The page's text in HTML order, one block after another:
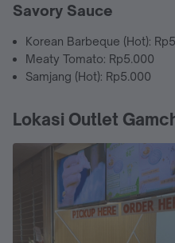
Savory Sauce
Korean Barbeque (Hot):
Meaty Tomato: Rp5.000
Samjang (Hot): Rp5.000
Lokasi Outlet